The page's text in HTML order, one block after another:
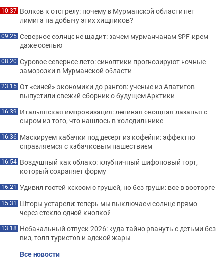
10:37 Волков к отстрелу: почему в Мурманской области нет
лимита на добычу этих хищников?
09:25 Северное солнце не щадит: зачем мурманчанам SPF-крем
даже осенью
08:20 Суровое северное лето: синоптики прогнозируют ночные
заморозки в Мурманской области
23:15 От «синей» экономики до рангов: ученые из Апатитов
выпустили свежий сборник о будущем Арктики
16:39 Итальянская импровизация: ленивая овощная лазанья с
сыром из того, что нашлось в холодильнике
16:36 Маскируем кабачки под десерт из кофейни: эффектно
справляемся с кабачковым нашествием
16:54 Воздушный как облако: клубничный шифоновый торт,
который сохраняет форму
16:21 Удивил гостей кексом с грушей, но без груши: все в восторге
15:31 Шторы устарели: теперь мы выключаем солнце прямо
через стекло одной кнопкой
13:18 Небанальный отпуск 2026: куда тайно рвануть с детьми без
виз, толп туристов и адской жары
Все новости